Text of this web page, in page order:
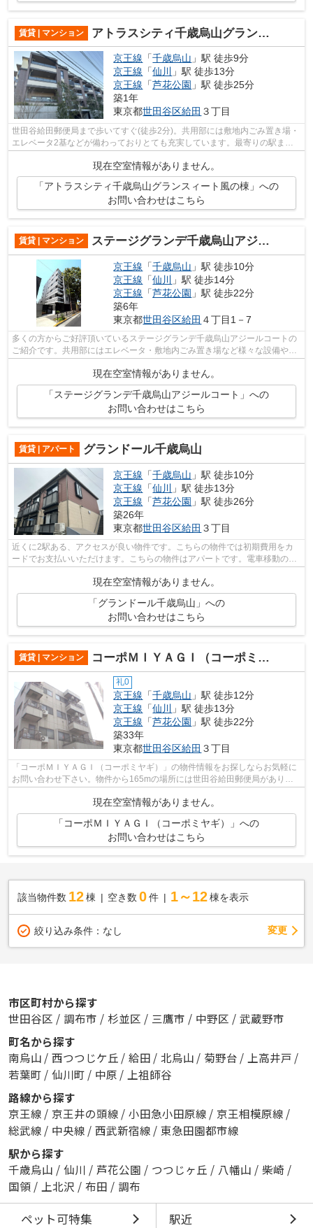
賃貸 | マンション アトラスシティ千歳烏山グランスィート風の棟
京王線 「千歳烏山 」駅 徒歩9分
京王線 「仙川
」駅 徒歩13分
京王線 「芦花公園 」駅 徒歩25分
築1年
東京都世田谷区給田 ３丁目
世田谷給田郵便局まで歩いてすぐ(徒歩2分)。共用部には敷地内ごみ置き場・
エレベータ2基などが備わっておりとても充実しています。最寄りの駅まで
徒歩13分の物件です。利便性の高い設...
現在空室情報がありません。
「アトラスシティ千歳烏山グランスィート風の棟」への
お問い合わせはこちら
賃貸 | マンション ステージグランデ千歳烏山アジールコート
京王線 「千歳烏山 」駅 徒歩10分
京王線 「仙川
」駅 徒歩14分
京王線 「芦花公園 」駅 徒歩22分
築6年
東京都世田谷区給田 ４丁目1－7
多くの方からご好評頂いているステージグランデ千歳烏山アジールコートの
ご紹介です。共用部にはエレベータ・敷地内ごみ置き場など様々な設備やサ
現在空室情報がありません。
「ステージグランデ千歳烏山アジールコート」への
お問い合わせはこちら
賃貸 | アパート グランドール千歳烏山
京王線 「千歳烏山 」駅 徒歩10分
京王線 「仙川 」駅 徒歩13分
京王線 「芦花公園 」駅 徒歩26分
築26年
東京都世田谷区給田 ３丁目
近くに2駅ある、アクセスが良い物件です。こちらの物件では初期費用をカ
ードでお支払いいただけます。こちらの物件はアパートです。電車移動の多
現在空室情報がありません。
「グランドール千歳烏山」への
お問い合わせはこちら
賃貸 | マンション コーポＭＩＹＡＧＩ（コーポミヤギ）
礼0
京王線 「千歳烏山 」駅 徒歩12分
京王線 「仙川
」駅 徒歩13分
京王線 「芦花公園 」駅 徒歩22分
築33年
東京都世田谷区給田 ３丁目
「コーポＭＩＹＡＧＩ（コーポミヤギ）」の物件情報をお探しならお気軽に
お問い合わせ下さい。物件から165mの場所には世田谷給田郵便局がありま
す。こちらの物件は駅まで徒歩で12分で...
現在空室情報がありません。
「コーポＭＩＹＡＧＩ（コーポミヤギ）」への
お問い合わせはこちら
該当物件数 12棟 空き数 0 件 1～12 棟を表示
絞り込み条件： なし 変更
市区町村から探す
世田谷区 / 調布市 / 杉並区 / 三鷹市 / 中野区 / 武蔵野市
町名から探す
南烏山 / 西つつじケ丘 / 給田 / 北烏山 / 菊野台 / 上高井戸 /
若葉町 / 仙川町 / 中原 / 上祖師谷
路線から探す
京王線 / 京王井の頭線 / 小田急小田原線 / 京王相模原線 /
総武線 / 中央線 / 西武新宿線 / 東急田園都市線
駅から探す
千歳烏山 / 仙川 / 芦花公園 / つつじヶ丘 / 八幡山 / 柴崎 /
国領 / 上北沢 / 布田 / 調布
ペット可特集
駅近